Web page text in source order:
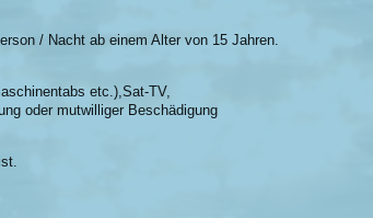
pro Person / Nacht ab einem Alter von 15 Jahren.
etc.),Sat-TV,
oder mutwilliger Beschädigung